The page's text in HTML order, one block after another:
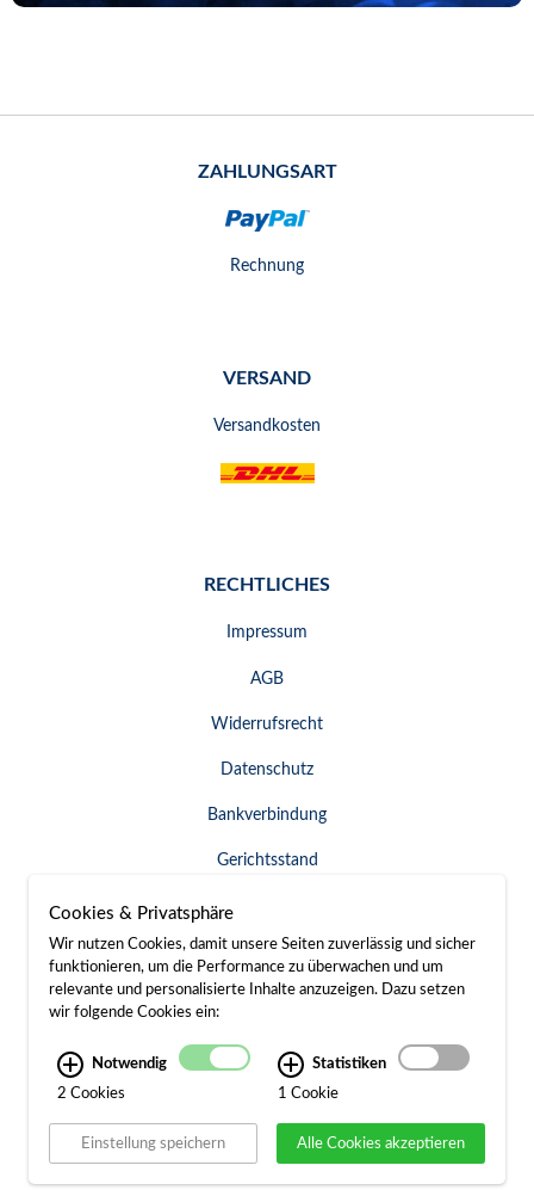
ZAHLUNGSART
Rechnung
VERSAND
Versandkosten
RECHTLICHES
Impressum
AGB
Widerrufsrecht
Datenschutz
Bankverbindung
Gerichtsstand
Widerruf erklären
SERVICE & KONTAKT
Besuch / Anfahrt
Kontakt
Cookies & Privatsphäre
Wir nutzen Cookies, damit unsere Seiten zuverlässig und sicher
funktionieren, um die Performance zu überwachen und um
relevante und personalisierte Inhalte anzuzeigen. Dazu setzen
wir folgende Cookies ein:
Notwendig
2 Cookies
Statistiken
1 Cookie
Einstellung speichern Alle Cookies akzeptieren